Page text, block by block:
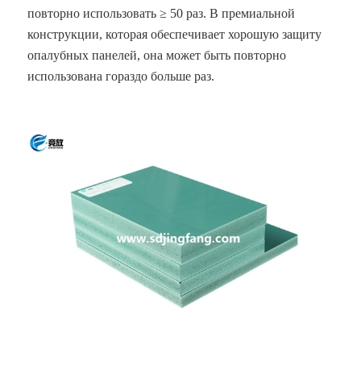
повторно использовать ≥ 50 раз. В премиальной
конструкции, которая обеспечивает хорошую защиту
опалубных панелей, она может быть повторно
использована гораздо больше раз.